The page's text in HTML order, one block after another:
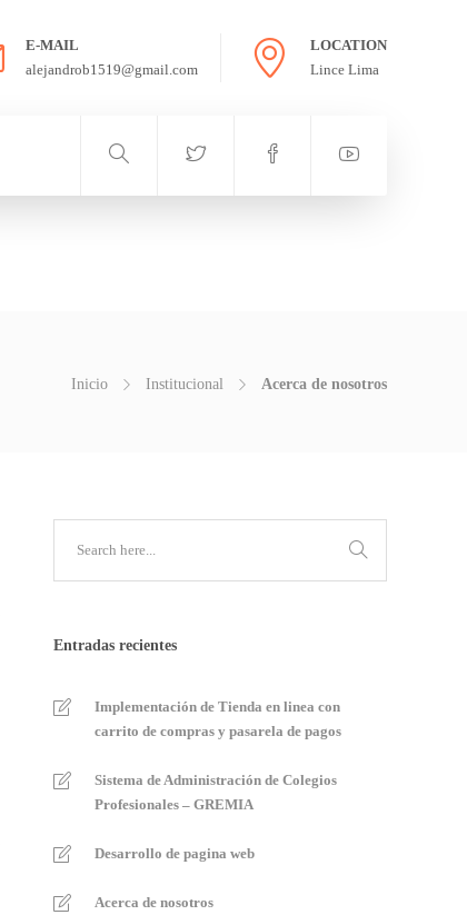
E-MAIL
alejandrob1519@gmail.com
LOCATION
Lince Lima
Inicio Institucional Acerca de nosotros
Entradas recientes
Implementación de Tienda en linea con
carrito de compras y pasarela de pagos
Sistema de Administración de Colegios
Profesionales – GREMIA
Desarrollo de pagina web
Acerca de nosotros